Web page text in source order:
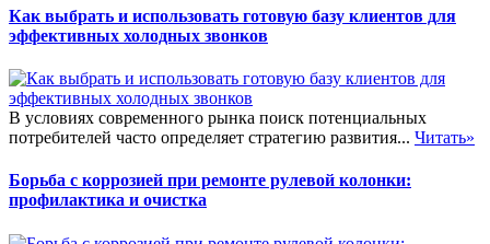
Как выбрать и использовать готовую базу клиентов для
эффективных холодных звонков
В условиях современного рынка поиск потенциальных
потребителей часто определяет стратегию развития... Читать»
Борьба с коррозией при ремонте рулевой колонки:
профилактика и очистка